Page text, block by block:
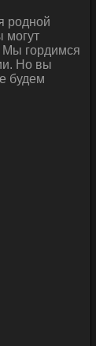
родной
могут
Мы гордимся
Но вы
будем